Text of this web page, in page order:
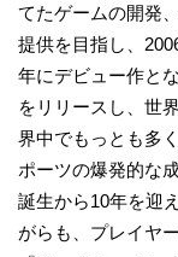
てたゲームの開発
提供を目指し、
年にデビュー作と
をリリースし、世
界中でもっとも多
ポーツの爆発的な
誕生から10年を迎
がらも、プレイヤ